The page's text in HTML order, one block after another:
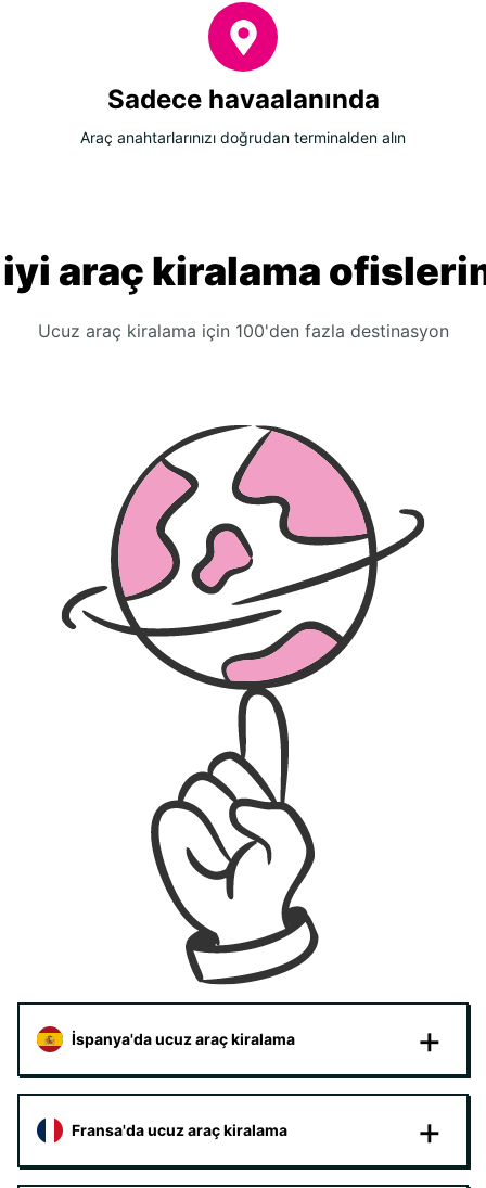
Sadece havaalanında
Araç anahtarlarınızı doğrudan terminalden alın
iyi araç kiralama
Ucuz araç kiralama için 100'den fazla destinasyon
İspanya'da ucuz araç kiralama
Fransa'da ucuz araç kiralama